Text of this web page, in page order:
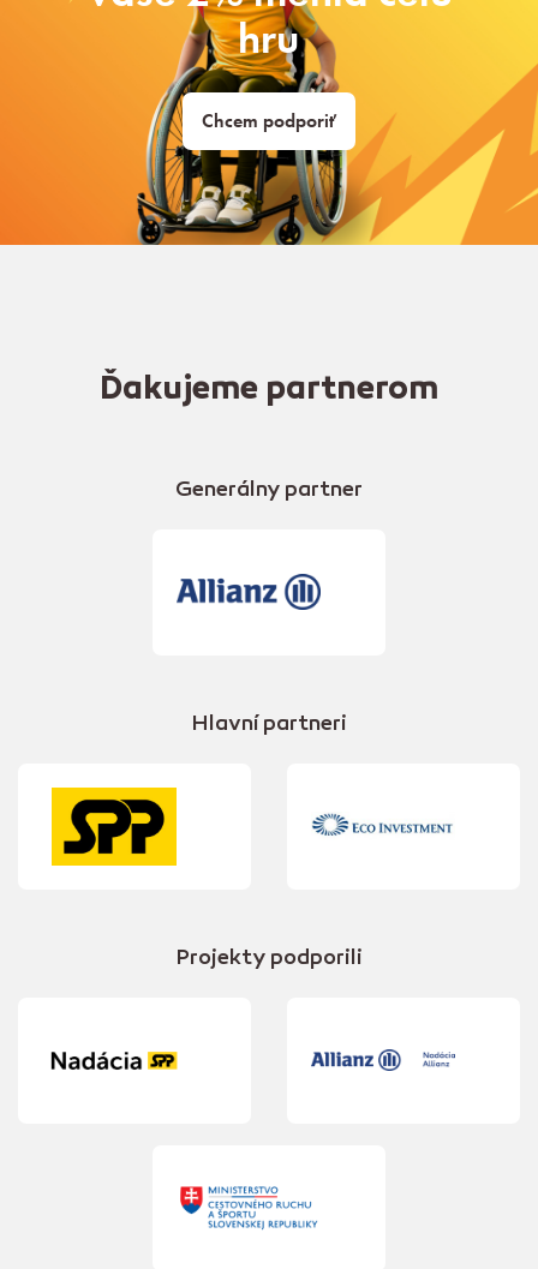
hru
Chcem podporiť
Ďakujeme partnerom
Generálny partner
Hlavní partneri
Projekty podporili